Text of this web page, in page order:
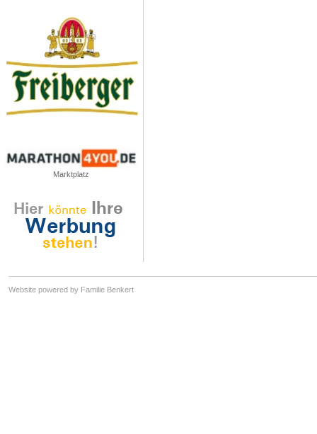
Marktplatz
Website powered by Familie Benkert